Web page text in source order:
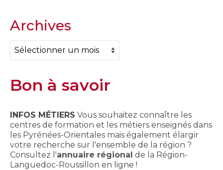
Archives
Archives
Bon à savoir
INFOS MÉTIERS Vous souhaitez connaître les
centres de formation et les métiers enseignés dans
les Pyrénées-Orientales mais également élargir
votre recherche sur l'ensemble de la région ?
Consultez l'annuaire régional de la Région-
Languedoc-Roussillon en ligne !